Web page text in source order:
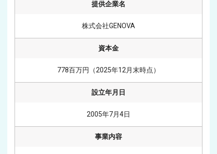
提供企業名
株式会社GENOVA
資本金
778百万円（2025年12月末時点）
設立年月日
2005年7月4日
事業内容